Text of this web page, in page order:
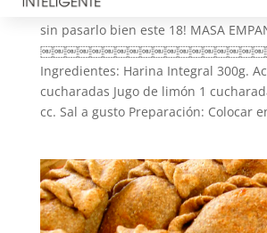
Recetas de empanadas saludables.
sin pasarlo bien este 18! MASA
Ingredientes: Harina Integral 300g.
cucharadas Jugo de limón 1
cc. Sal a gusto Preparación: Colocar